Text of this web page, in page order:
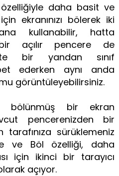
daha basit ve
ekranınızı bölerek iki
kullanabilir, hatta
açılır pencere de
bir yandan sınıf
ederken aynı anda
görüntüleyebilirsiniz.
bölünmüş bir ekran
pencerenizden bir
tarafınıza sürüklemeniz
ve Böl özelliği, daha
için ikinci bir tarayıcı
açıyor.